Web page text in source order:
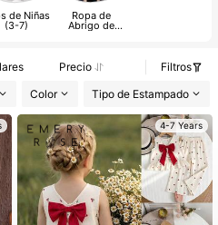
de Niñas
(3-7)
Ropa de
Abrigo de
Precio
Filtros
Color Tipo de Estampado
4-7 Years